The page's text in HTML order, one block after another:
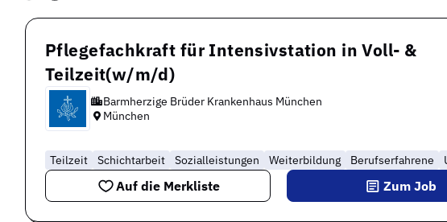
Pflegefachkraft für Intensivstation in Voll- &
Teilzeit(w/m/d)
Barmherzige Brüder Krankenhaus München
München
Teilzeit Schichtarbeit Sozialleistungen Weiterbildung Berufserfahrene
Auf die Merkliste Zum Job